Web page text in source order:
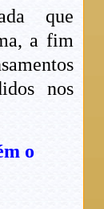
que
a fim
nos
o